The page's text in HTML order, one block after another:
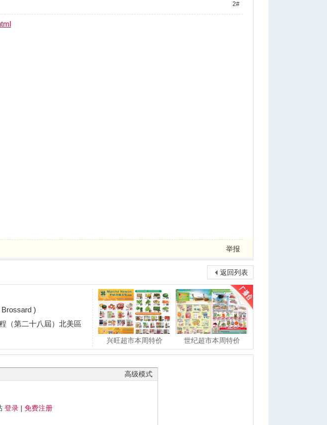
2#
举报
返回列表
)
（第二十八屆）北美區
兴旺超市本周特价 世纪超市本周特价
高级模式
登录| 免费注册